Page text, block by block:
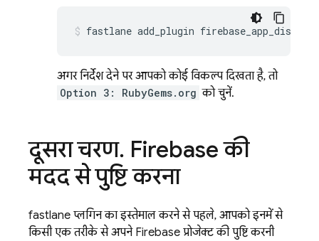
fastlane add_plugin
अगर निर्देश देने पर आपको कोई विकल्प दिखता है, तो
Option 3: RubyGems.org को चुनें.
दूसरा चरण. Firebase की
मदद से पुष्टि करना
fastlane प्लगिन का इस्तेमाल करने से पहले, आपको इनमें से
किसी एक तरीके से अपने Firebase प्रोजेक्ट की पुष्टि करनी